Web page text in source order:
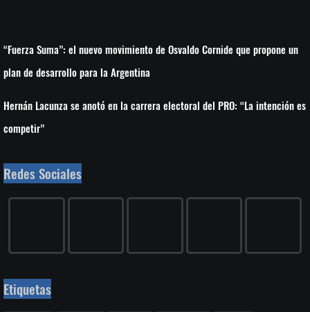
“Fuerza Suma”: el nuevo movimiento de Osvaldo Cornide que propone un
plan de desarrollo para la Argentina
Hernán Lacunza se anotó en la carrera electoral del PRO: “La intención es
competir”
Redes Sociales
Etiquetas